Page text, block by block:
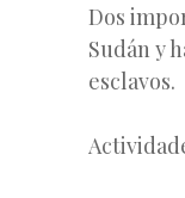
Dos
Sudán y
esclavos.